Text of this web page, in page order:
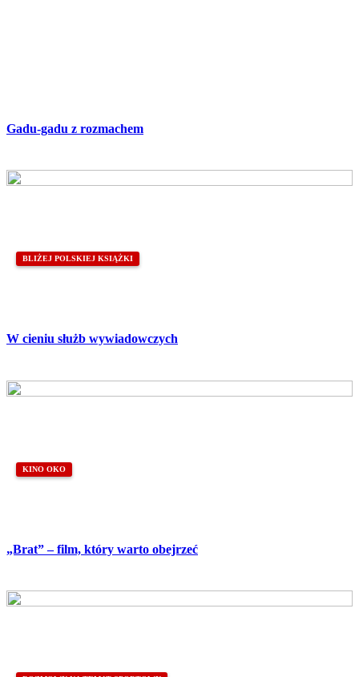
Gadu-gadu z rozmachem
BLIŻEJ POLSKIEJ KSIĄŻKI
W cieniu służb wywiadowczych
KINO OKO
„Brat” – film, który warto obejrzeć